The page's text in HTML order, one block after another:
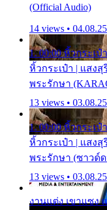
(Official Audio)
14 views •
1. 00:00 หิ้วกระเป๋
หิ้วกระเป๋า | แสงสุ
พระรักษา
13 views •
1. 00:00 หิ้วกระเป๋
หิ้วกระเป๋า | แสงสุ
พระรักษา (ซาวด์
13 views •
งานแต่ง เขาแซง